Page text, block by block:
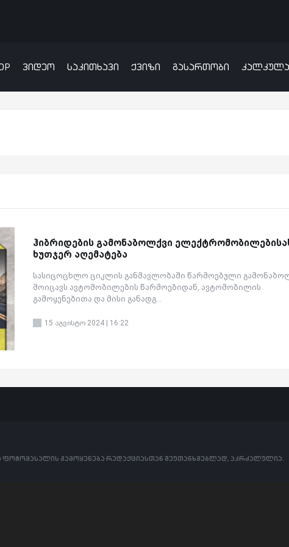
ვიდეო საკითხავი ქვიზი გასართობი
ჰიბრიდების გამონაბოლქვი
ხუთჯერ აღემატება
სასიცოცხლო ციკლის განმავლობაში წარმოებული
მოიცავს ავტომობილების წარმოებიდან, ავტომობილის
გამოყენებითა და მისი განადგ...
15 აგვისტო 2024 | 16:22
ფოტომასალის გამოყენება რედაქციასთან შეუთანხმებლად, აკრძალულია.